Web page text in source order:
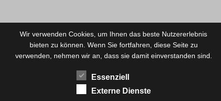
Wir verwenden Cookies, um Ihnen das beste Nutzererlebnis
bieten zu können. Wenn Sie fortfahren, diese Seite zu
verwenden, nehmen wir an, dass sie damit einverstanden sind.
Essenziell
Externe Dienste